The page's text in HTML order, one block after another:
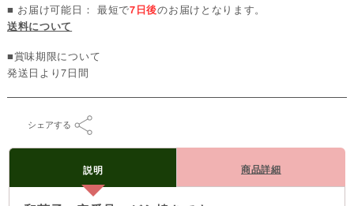
■ お届け可能日： 最短で7日後のお届けとなります。
送料について
■賞味期限について
発送日より7日間
シェアする
説明 商品詳細